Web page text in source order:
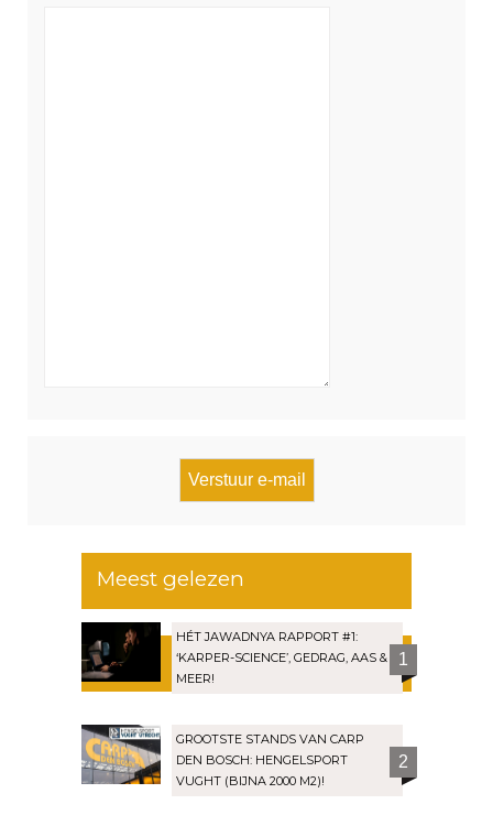
Meest gelezen
HÉT JAWADNYA RAPPORT #1:
‘KARPER-SCIENCE’, GEDRAG, AAS &
MEER!
1
GROOTSTE STANDS VAN CARP
DEN BOSCH: HENGELSPORT
VUGHT (BIJNA 2000 M2)!
2